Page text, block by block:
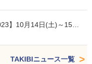
】10月14日(土)～15…
TAKIBIニュース一覧